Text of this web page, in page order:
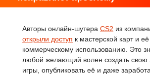
Авторы онлайн-шутера CS2 из
открыли доступ к мастерской карт и её
коммерческому использованию. Это
любой желающий волен создать свою
игры, опубликовать её и даже